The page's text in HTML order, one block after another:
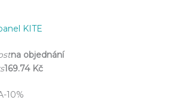
KITE
na objednání
169.74 Kč
-10%